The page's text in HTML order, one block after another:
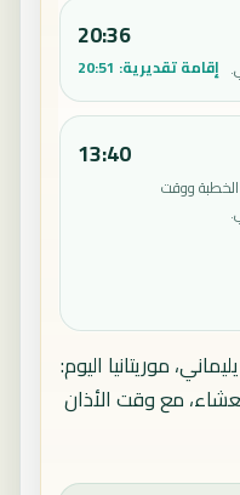
20:36
إقامة تقديرية: 20:51
ووقت
13:40
موريتانيا اليوم:
مع وقت الأذان